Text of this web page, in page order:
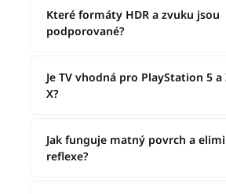
Které formáty HDR a zvuku jsou
podporované?
Je TV vhodná pro PlayStation 5 a
X?
Jak funguje matný povrch a
reflexe?